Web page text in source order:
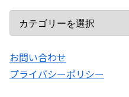
お問い合わせ
プライバシーポリシー